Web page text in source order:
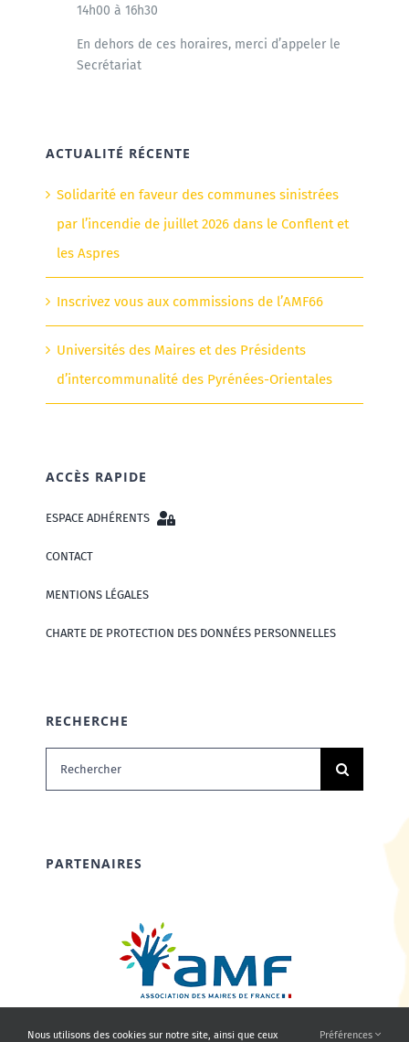
14h00 à 16h30
En dehors de ces horaires, merci d’appeler le
Secrétariat
ACTUALITÉ RÉCENTE
Solidarité en faveur des communes sinistrées
par l’incendie de juillet 2026 dans le Conflent et
les Aspres
Inscrivez vous aux commissions de l’AMF66
Universités des Maires et des Présidents
d’intercommunalité des Pyrénées-Orientales
ACCÈS RAPIDE
ESPACE ADHÉRENTS
CONTACT
MENTIONS LÉGALES
CHARTE DE PROTECTION DES DONNÉES PERSONNELLES
RECHERCHE
Rechercher:
PARTENAIRES
Nous utilisons des cookies sur notre site, ainsi que ceux Préférences